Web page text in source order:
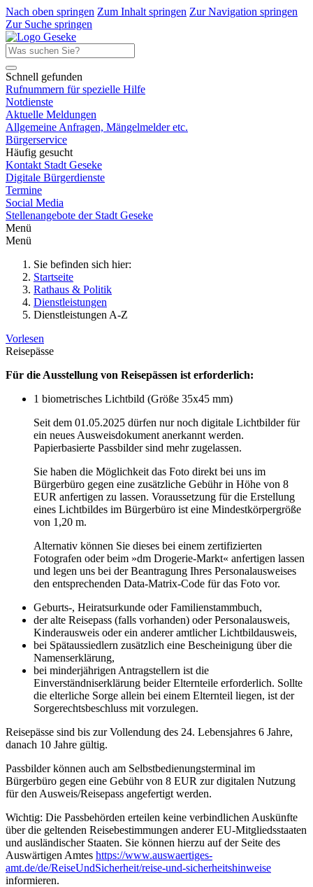
Nach oben springen Zum Inhalt springen Zur Navigation springen
Zur Suche springen
Schnell gefunden
Rufnummern für spezielle Hilfe
Notdienste
Aktuelle Meldungen
Allgemeine Anfragen, Mängelmelder etc.
Bürgerservice
Häufig gesucht
Kontakt Stadt Geseke
Digitale Bürgerdienste
Termine
Social Media
Stellenangebote der Stadt Geseke
Menü
Menü
Sie befinden sich hier:
Startseite
Rathaus & Politik
Dienstleistungen
Dienstleistungen A-Z
Vorlesen
Reisepässe
Für die Ausstellung von Reisepässen ist erforderlich:
1 biometrisches Lichtbild (Größe 35x45 mm)
Seit dem 01.05.2025 dürfen nur noch digitale Lichtbilder für
ein neues Ausweisdokument anerkannt werden.
Papierbasierte Passbilder sind mehr zugelassen.
Sie haben die Möglichkeit das Foto direkt bei uns im
Bürgerbüro gegen eine zusätzliche Gebühr in Höhe von 8
EUR anfertigen zu lassen. Voraussetzung für die Erstellung
eines Lichtbildes im Bürgerbüro ist eine Mindestkörpergröße
von 1,20 m.
Alternativ können Sie dieses bei einem zertifizierten
Fotografen oder beim »dm Drogerie-Markt« anfertigen lassen
und legen uns bei der Beantragung Ihres Personalausweises
den entsprechenden Data-Matrix-Code für das Foto vor.
Geburts-, Heiratsurkunde oder Familienstammbuch,
der alte Reisepass (falls vorhanden) oder Personalausweis,
Kinderausweis oder ein anderer amtlicher Lichtbildausweis,
bei Spätaussiedlern zusätzlich eine Bescheinigung über die
Namenserklärung,
bei minderjährigen Antragstellern ist die
Einverständniserklärung beider Elternteile erforderlich. Sollte
die elterliche Sorge allein bei einem Elternteil liegen, ist der
Sorgerechtsbeschluss mit vorzulegen.
Reisepässe sind bis zur Vollendung des 24. Lebensjahres 6 Jahre,
danach 10 Jahre gültig.
Passbilder können auch am Selbstbedienungsterminal im
Bürgerbüro gegen eine Gebühr von 8 EUR zur digitalen Nutzung
für den Ausweis/Reisepass angefertigt werden.
Wichtig: Die Passbehörden erteilen keine verbindlichen Auskünfte
über die geltenden Reisebestimmungen anderer EU-Mitgliedsstaaten
und ausländischer Staaten. Sie können hierzu auf der Seite des
Auswärtigen Amtes https://www.auswaertiges-
amt.de/de/ReiseUndSicherheit/reise-und-sicherheitshinweise
informieren.